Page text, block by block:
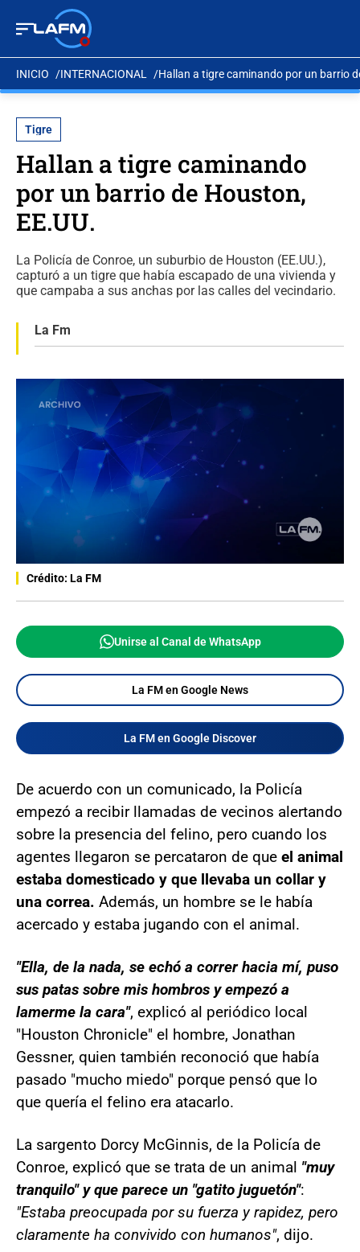
INICIO INTERNACIONAL Hallan a tigre caminando por un barrio
Tigre
Hallan a tigre caminando
por un barrio de Houston,
EE.UU.
La Policía de Conroe, un suburbio de Houston (EE.UU.),
capturó a un tigre que había escapado de una vivienda y
que campaba a sus anchas por las calles del vecindario.
La Fm
Crédito: La FM
Unirse al Canal de WhatsApp
La FM en Google News
La FM en Google Discover
De acuerdo con un comunicado, la Policía
empezó a recibir llamadas de vecinos alertando
sobre la presencia del felino, pero cuando los
agentes llegaron se percataron de que el animal
estaba domesticado y que llevaba un collar y
una correa. Además, un hombre se le había
acercado y estaba jugando con el animal.
"Ella, de la nada, se echó a correr hacia mí, puso
sus patas sobre mis hombros y empezó a
lamerme la cara", explicó al periódico local
"Houston Chronicle" el hombre, Jonathan
Gessner, quien también reconoció que había
pasado "mucho miedo" porque pensó que lo
que quería el felino era atacarlo.
La sargento Dorcy McGinnis, de la Policía de
Conroe, explicó que se trata de un animal "muy
tranquilo" y que parece un "gatito juguetón":
"Estaba preocupada por su fuerza y rapidez, pero
claramente ha convivido con humanos", dijo.